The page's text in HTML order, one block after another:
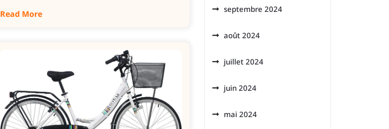
Read More
septembre 2024
août 2024
juillet 2024
juin 2024
mai 2024